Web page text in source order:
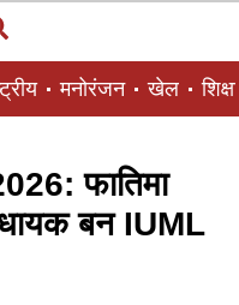
मनोरंजन खेल शिक्षा
फातिमा
बन IUML